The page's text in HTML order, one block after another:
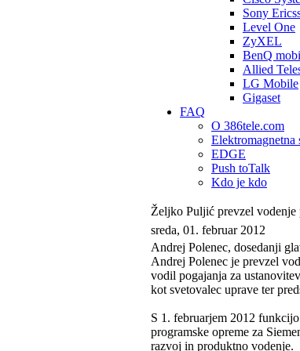
Sony
Level One
ZyXEL
BenQ
Allied
LG Mobile
Gigaset
FAQ
O 386tele.com
Elektromagnetna
EDGE
Push toTalk
Kdo je kdo
Željko Puljić prevzel vodenje
sreda, 01. februar 2012
Andrej Polenec, dosedanji
Andrej Polenec je prevzel
vodil pogajanja za
kot svetovalec uprave ter
S 1. februarjem 2012
programske opreme za
razvoj in produktno vodenje.